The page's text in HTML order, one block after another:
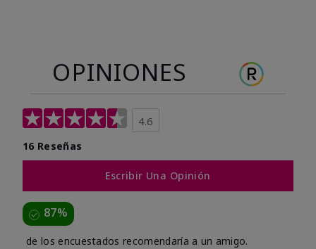
OPINIONES
4.6
16 Reseñas
Escribir Una Opinión
87%
de los encuestados recomendaría a un amigo.